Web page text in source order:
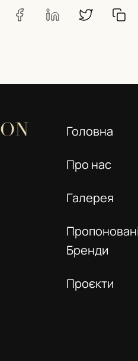
Головна
Про нас
Галерея
Пропоновані
Бренди
Проєкти